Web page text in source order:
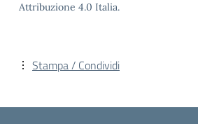
Attribuzione 4.0 Italia.
Stampa / Condividi